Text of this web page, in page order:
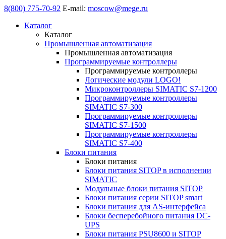
8(800) 775-70-92 E-mail: moscow@mege.ru
Каталог
Каталог
Промышленная автоматизация
Промышленная автоматизация
Программируемые контроллеры
Программируемые контроллеры
Логические модули LOGO!
Микроконтроллеры SIMATIC S7-1200
Программируемые контроллеры
SIMATIC S7-300
Программируемые контроллеры
SIMATIC S7-1500
Программируемые контроллеры
SIMATIC S7-400
Блоки питания
Блоки питания
Блоки питания SITOP в исполнении
SIMATIC
Модульные блоки питания SITOP
Блоки питания серии SITOP smart
Блоки питания для AS-интерфейса
Блоки бесперебойного питания DC-
UPS
Блоки питания PSU8600 и SITOP